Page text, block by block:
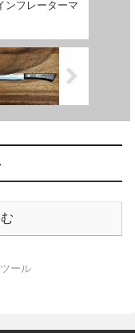
ンフレーターマ
ール